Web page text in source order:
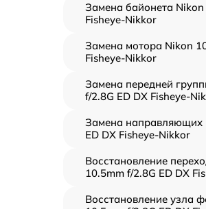
Замена байонета
Fisheye-Nikkor
Замена мотора Nikon
Fisheye-Nikkor
Замена передней
f/2.8G ED DX Fisheye-
Замена направляющих
ED DX Fisheye-Nikkor
Восстановление
10.5mm f/2.8G ED DX
Восстановление узла